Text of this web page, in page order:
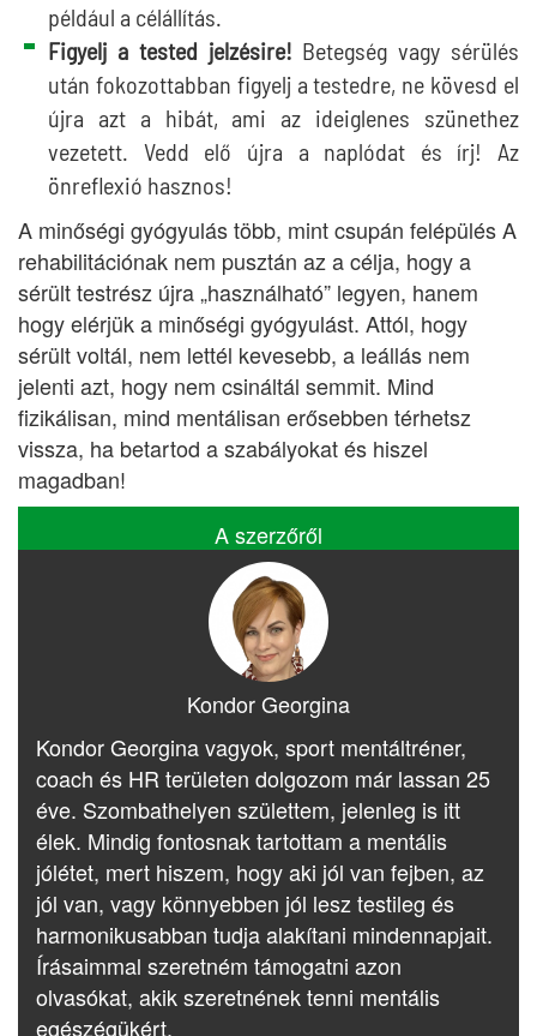
például a célállítás.
Figyelj a tested jelzésire! Betegség vagy sérülés
után fokozottabban figyelj a testedre, ne kövesd el
újra azt a hibát, ami az ideiglenes szünethez
vezetett. Vedd elő újra a naplódat és írj! Az
önreflexió hasznos!
A minőségi gyógyulás több, mint csupán felépülés A
rehabilitációnak nem pusztán az a célja, hogy a
sérült testrész újra „használható” legyen, hanem
hogy elérjük a minőségi gyógyulást. Attól, hogy
sérült voltál, nem lettél kevesebb, a leállás nem
jelenti azt, hogy nem csináltál semmit. Mind
fizikálisan, mind mentálisan erősebben térhetsz
vissza, ha betartod a szabályokat és hiszel
magadban!
A szerzőről
Kondor Georgina
Kondor Georgina vagyok, sport mentáltréner,
coach és HR területen dolgozom már lassan 25
éve. Szombathelyen születtem, jelenleg is itt
élek. Mindig fontosnak tartottam a mentális
jólétet, mert hiszem, hogy aki jól van fejben, az
jól van, vagy könnyebben jól lesz testileg és
harmonikusabban tudja alakítani mindennapjait.
Írásaimmal szeretném támogatni azon
olvasókat, akik szeretnének tenni mentális
egészégükért.